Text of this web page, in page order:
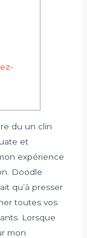
du un clin
et
expérience
Doodle
qu’à presser
toutes vos
Lorsque
mon